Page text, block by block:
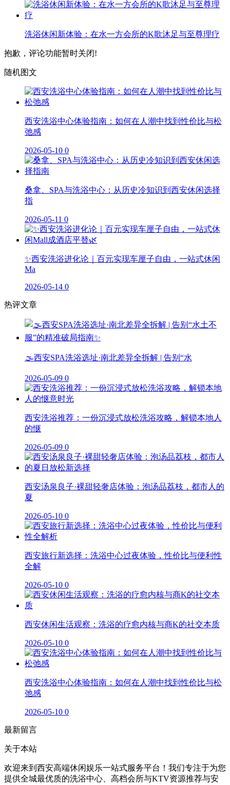
洗浴休闲新体验：在水一方会所的K歌沐足与至尊理疗
抱歉，评论功能暂时关闭!
随机图文
西安洗浴中心体验指南：如何在人潮中找到性价比与松
弛感
2026-05-10 0
桑拿、SPA与洗浴中心：从历史冷知识到西安休闲选择
指
2026-05-11 0
✨西安洗浴进化论｜百元实现车厘子自由，一站式休闲
Ma
2026-05-14 0
热评文章
🌫️西安SPA洗浴选址·南北差异全拆解 | 告别“水
2026-05-09 0
西安洗浴推荐：一份沉浸式放松洗浴攻略，解锁本地人
的惬
2026-05-09 0
西安汤泉良子·裸甜轻奢店体验：泡汤品荔枝，都市人的
夏
2026-05-10 0
西安旅行新选择：洗浴中心过夜体验，性价比与便利性
全解
2026-05-10 0
西安休闲生活观察：洗浴的疗愈内核与商K的社交本质
2026-05-10 0
西安洗浴中心体验指南：如何在人潮中找到性价比与松
弛感
2026-05-10 0
最新留言
关于本站
欢迎来到西安高端休闲娱乐一站式服务平台！我们专注于为您
提供全城最优质的洗浴中心、高档会所与KTV资源推荐与安